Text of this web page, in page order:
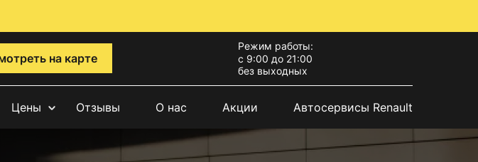
на карте
Режим работы:
с 9:00 до 21:00
без выходных
Цены Отзывы О нас Акции Автосервисы Renault